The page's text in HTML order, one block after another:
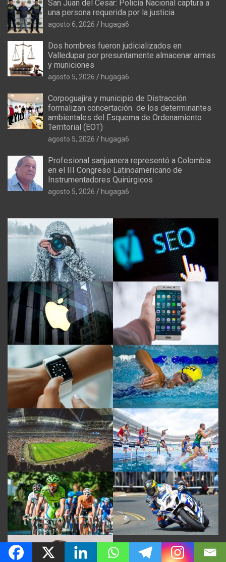
San Juan del Cesar: Policía Nacional captura a
una persona requerida por la justicia
agosto 6, 2026 hugaga6
Dos hombres fueron judicializados en
Valledupar por presuntamente almacenar armas
y municiones
agosto 5, 2026 hugaga6
Corpoguajira y municipio de Distracción
formalizan concertación de los determinantes
ambientales del Esquema de Ordenamiento
Territorial (EOT)
agosto 5, 2026 hugaga6
Profesional sanjuanera representó a Colombia
en el III Congreso Latinoamericano de
Instrumentadores Quirúrgicos
agosto 5, 2026 hugaga6